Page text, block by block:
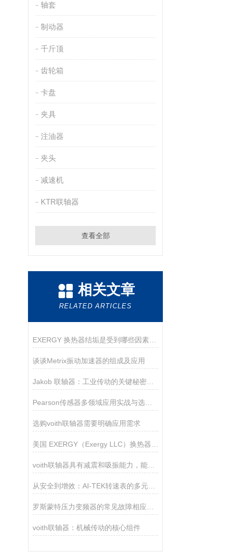
轴套
制动器
千斤顶
齿轮箱
卡盘
夹具
注油器
夹头
减速机
KTR联轴器
查看全部
相关文章
RELATED ARTICLES
EXERGY 换热器结垢是受到哪些因素的影响？
谈谈Metrix振动加速器的组成及应用
Jakob 联轴器：工业传动的关键秘密是什么？
Pearson传感器多领域应用实战与选型指南
选购voith联轴器需要明确应用需求
voith联轴器具有减震和吸振能力，能够减少机械装置的振动和噪音
voith联轴器：机械传动的核心组件